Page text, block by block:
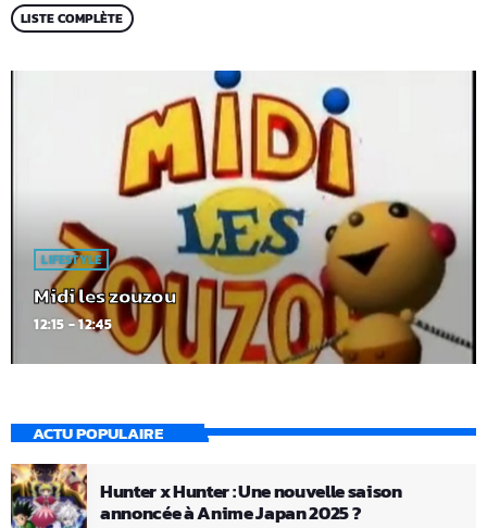
LISTE COMPLÈTE
LIFESTYLE
Midi les zouzou
12:15 - 12:45
ACTU POPULAIRE
Hunter x Hunter : Une nouvelle saison
annoncée à Anime Japan 2025 ?